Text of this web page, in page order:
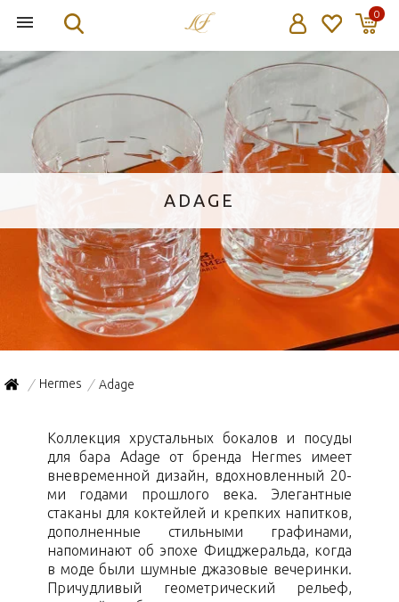
0
ADAGE
/ Hermes / Adage
Коллекция хрустальных бокалов и посуды
для бара Adage от бренда Hermes имеет
вневременной дизайн, вдохновленный 20-
ми годами прошлого века. Элегантные
стаканы для коктейлей и крепких напитков,
дополненные стильными графинами,
напоминают об эпохе Фицджеральда, когда
в моде были шумные джазовые вечеринки.
Причудливый геометрический рельеф,